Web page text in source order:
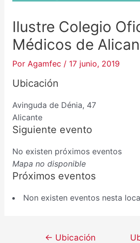
Ilustre Colegio
Médicos de
Por Agamfec / 17 junio, 2019
Ubicación
Avinguda de Dénia, 47
Alicante
Siguiente evento
No existen próximos eventos
Mapa no disponible
Próximos eventos
Non existen eventos nesta
← Ubicación